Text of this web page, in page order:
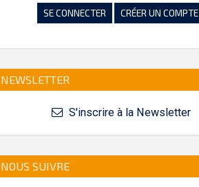
SE CONNECTER CRÉER UN COMPTE
NEWSLETTER
S'inscrire à la Newsletter
NOUS SUIVRE